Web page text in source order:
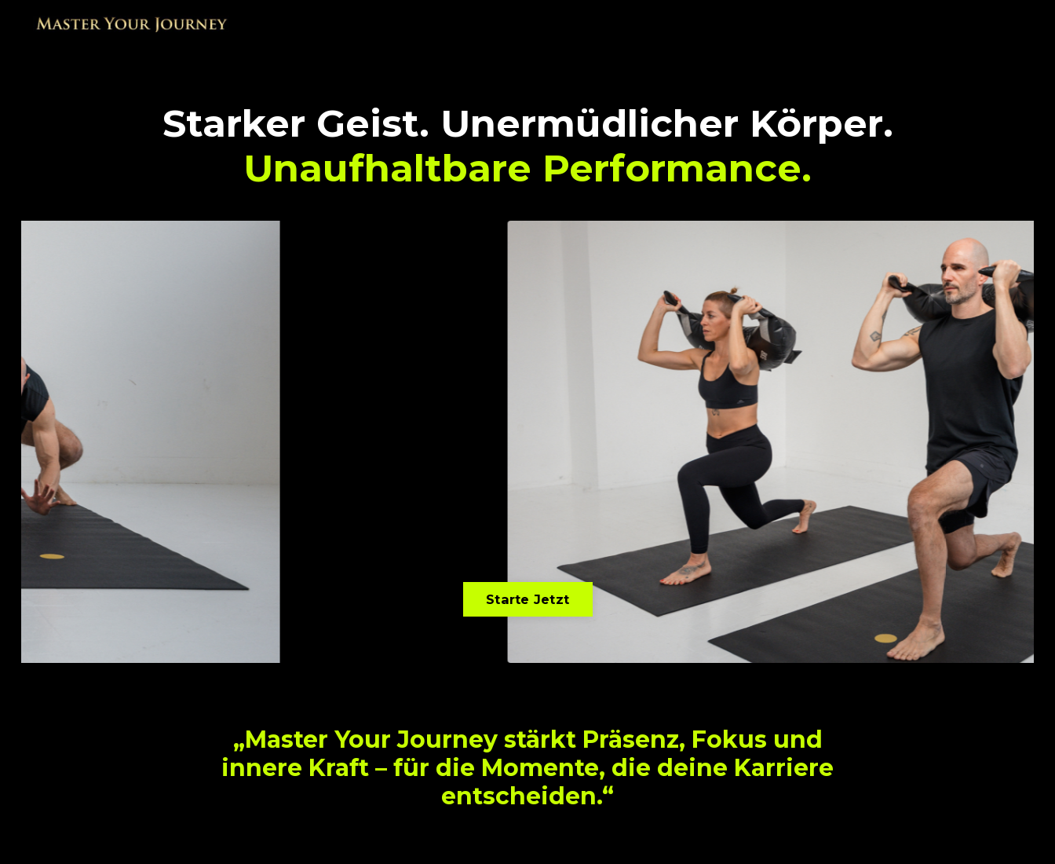
Starker Geist. Unermüdlicher Körper.
Unaufhaltbare Performance.
Starte Jetzt
„Master Your Journey stärkt Präsenz, Fokus und
innere Kraft – für die Momente, die deine Karriere
entscheiden.“